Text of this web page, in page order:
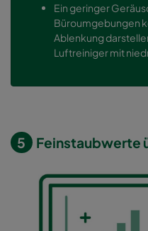
Ein geringer
Büroumgebungen
Ablenkung
Luftreiniger mit
5 Feinstaubwerte